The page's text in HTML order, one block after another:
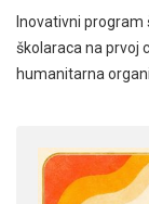
Inovativni
školaraca na prvoj
humanitarna